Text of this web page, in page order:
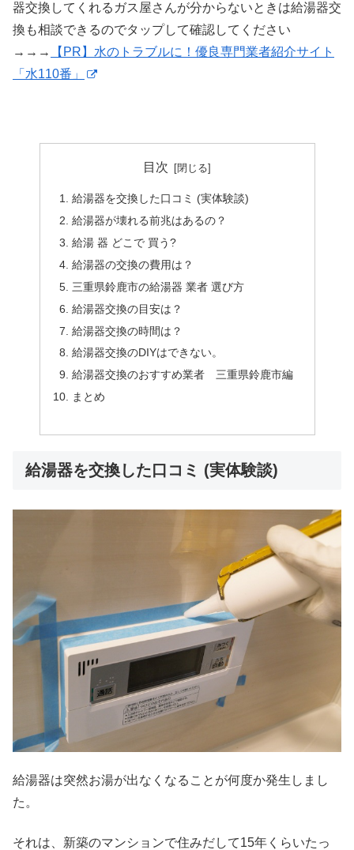
器交換してくれるガス屋さんが分からないときは給湯器交
換も相談できるのでタップして確認してください
→→→
【PR】水のトラブルに！優良専門業者紹介サイト
「水110番」
目次
給湯器を交換した口コミ (実体験談)
給湯器が壊れる前兆はあるの？
給湯 器 どこで 買う?
給湯器の交換の費用は？
三重県鈴鹿市の給湯器 業者 選び方
給湯器交換の目安は？
給湯器交換の時間は？
給湯器交換のDIYはできない。
給湯器交換のおすすめ業者 三重県鈴鹿市編
まとめ
給湯器を交換した口コミ (実体験談)
給湯器は突然お湯が出なくなることが何度か発生しまし
た。
それは、新築のマンションで住みだして15年くらいたっ